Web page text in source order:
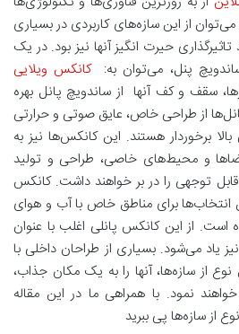
از این سازه‌های کاربردی در بسیاری
حیرت انگیز آنها نیز بود. در یک
پنل، می‌توان به:کانکس ویلایی
سقف و کف آنها از ساندویچ پانل بهره
از طراحی خاص، عایق صوتی و حرارتی
برخوردار هستند. این کانکس‌ها نیز به
و محیط‌های خاصی، طراحی و تولید
قابل توجهی را در بر خواهند داشت. کانکس
انتخاب‌ها برای مناطق خاص با آب و هوای
است. از این کانکس پانلی اغلب با عنوان
پانل‌های عایق سازه‌ای SIP نیز یاد می‌شود. بسیاری از طراحان داخلی با
از سازه‌ها، آنها را به یک مکان جذاب،
نمود. با همراهی ما در این مقاله
از سازه‌ها پی ببرید